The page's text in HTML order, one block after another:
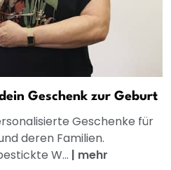
Geschenk zur Geburt
Geschenke für
deren Familien.
W... | mehr